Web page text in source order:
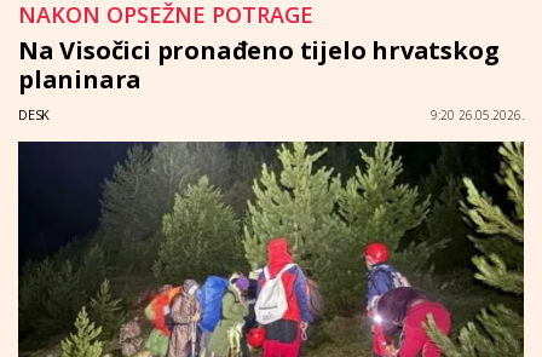
NAKON OPSEŽNE POTRAGE
Na Visočici pronađeno tijelo hrvatskog
planinara
DESK 9:20 26.05.2026.